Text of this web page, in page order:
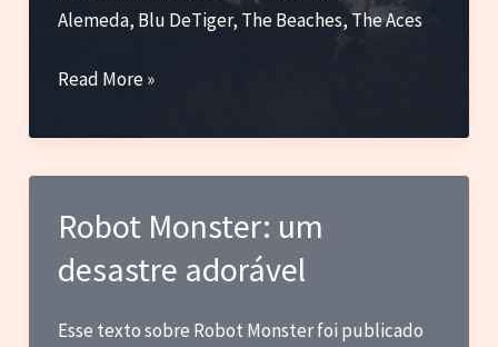
Alemeda, Blu DeTiger, The Beaches, The Aces
Phantom
MAMAMOO,
MEOVV,
e
outras
Read More »
Robot Monster: um
desastre adorável
Esse texto sobre Robot Monster foi publicado